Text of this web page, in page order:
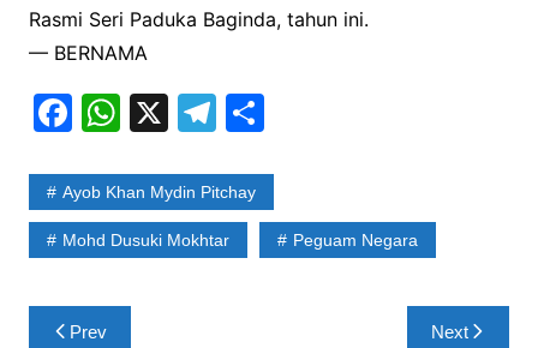
Rasmi Seri Paduka Baginda, tahun ini.
— BERNAMA
F
c
e
b
o
W
at
s
A
p
X T
e
gr
a
S
ar
e
Ayob Khan Mydin Pitchay
Mohd Dusuki Mokhtar Peguam Negara
PostPrev Next